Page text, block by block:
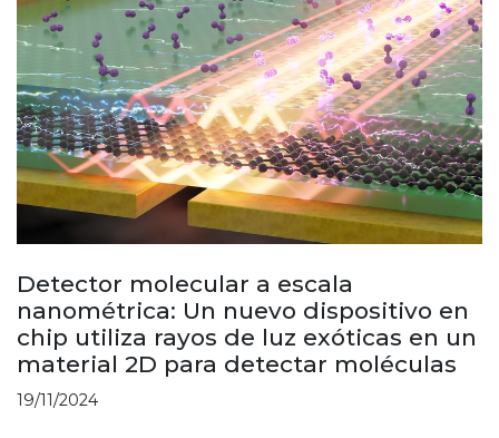
Detector molecular a escala
nanométrica: Un nuevo dispositivo en
chip utiliza rayos de luz exóticas en un
material 2D para detectar moléculas
19/11/2024